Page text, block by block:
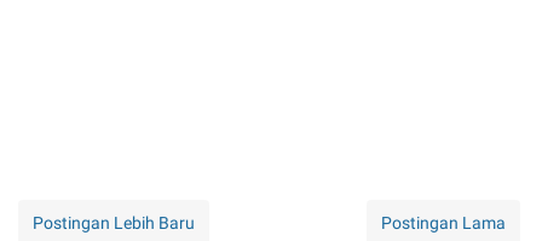
Postingan Lebih Baru Postingan Lama